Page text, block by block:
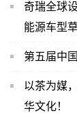
奇瑞全球
能源车型
第五届中
以茶为媒
华文化！